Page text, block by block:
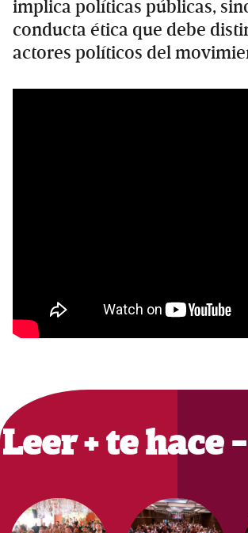
implica políticas públicas,
conducta ética que debe
actores políticos del
Primary
Sidebar
Leer + te hace